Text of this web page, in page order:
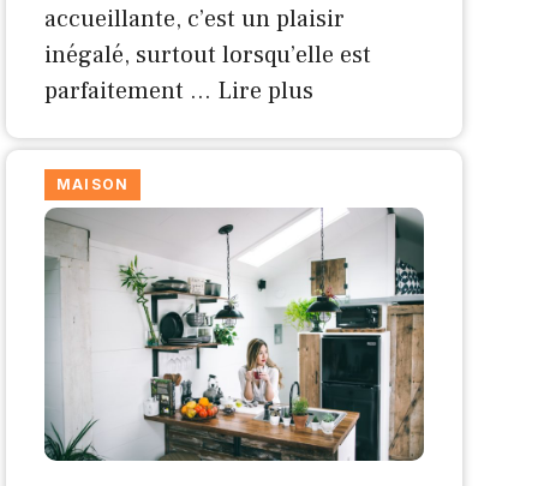
accueillante, c’est un plaisir
inégalé, surtout lorsqu’elle est
parfaitement … Lire plus
MAISON